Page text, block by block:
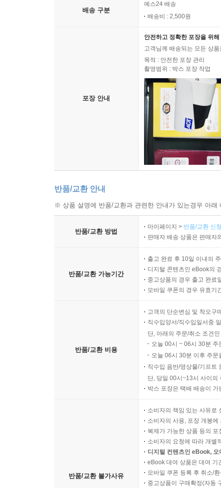
배송 구분
예스24 배송
배송비 : 2,500원
포장 안내
안전하고 정확한 포장을 위
고객님께 배송되는 모든 상
목적 : 안전한 포장 관리
촬영범위 : 박스 포장 작업
반품/교환 안내
※ 상품 설명에 반품/교환과 관련한 안내가 있는경우 아
반품/교환 방법
마이페이지 > 반품/교환 신
판매자 배송 상품은 판매자
반품/교환 가능기간
출고 완료 후 10일 이내의
디지털 콘텐츠인 eBook의
중고상품의 경우 출고 완료
모바일 쿠폰의 경우 유효기
반품/교환 비용
고객의 단순변심 및 착오구
직수입양서/직수입일서중
단, 아래의 주문/취소 조건
오늘 00시 ~ 06시 30분
오늘 06시 30분 이후 주
직수입 음반/영상물/기프트
단, 당일 00시~13시 사이의
박스 포장은 택배 배송이
반품/교환 불가사유
소비자의 책임 있는 사유로
소비자의 사용, 포장 개봉
복제가 가능한 상품 등의
소비자의 요청에 따라 개별
디지털 컨텐츠인 eBook,
eBook 대여 상품은 대여 기
모바일 쿠폰 등록 후 취소/
중고상품이 구매확정(자동